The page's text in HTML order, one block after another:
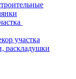
участка
раскладушки